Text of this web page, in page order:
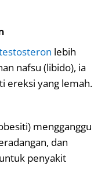
lebih
nafsu (libido), ia
ereksi yang lemah.
mengganggu
dan
penyakit